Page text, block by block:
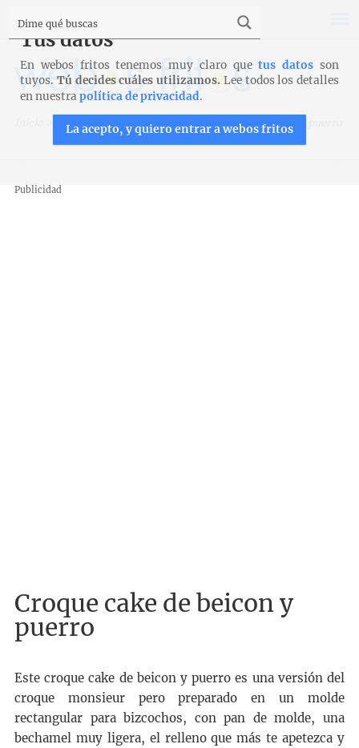
Recetas Croque cakes Croque cake de beicon y puerro
Publicidad
Croque cake de beicon y
puerro
Este croque cake de beicon y puerro es una versión del
croque monsieur pero preparado en un molde
rectangular para bizcochos, con pan de molde, una
bechamel muy ligera, el relleno que más te apetezca y
Tus datos
En webos fritos tenemos muy claro quetus datos son
tuyos. Tú decides cuáles utilizamos. Lee todos los detalles
en nuestrapolítica de privacidad.
La acepto, y quiero entrar a webos fritos